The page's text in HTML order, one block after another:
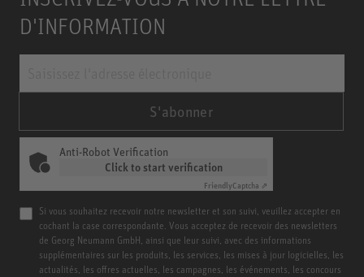
D'INFORMATION
S'abonner
Anti-Robot Verification
Click to start verification
FriendlyCaptcha ⇗
Si vous souhaitez recevoir notre newsletter et son suivi, veuillez accepter en
cochant la case correspondante. Vous acceptez de recevoir des newsletters
de Georg Neumann GmbH, ainsi que leur suivi, avec des informations
supplémentaires sur les produits, les services, les mises à jour logicielles, les
actualités, les offres actuelles, les campagnes, les événements, les concours